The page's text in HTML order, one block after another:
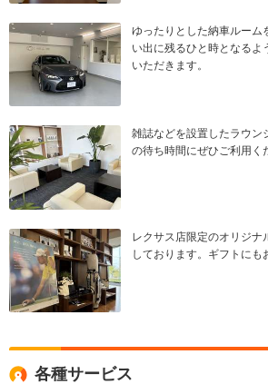
ゆったりとした納車ルーム
い出に残るひと時となるよ
いただきます。
雑誌などを設置したラウン
の待ち時間にぜひご利用く
レクサス店限定のオリジナ
しております。ギフトにも
各種サービス